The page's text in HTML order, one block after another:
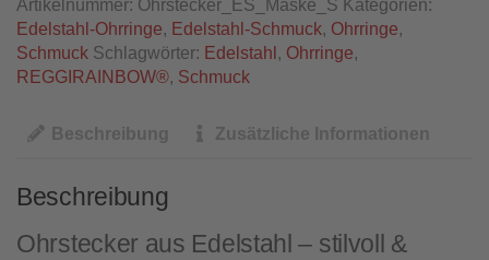
Artikelnummer: Ohrstecker_ES_Maske_S Kategorien:
Edelstahl-Ohrringe, Edelstahl-Schmuck, Ohrringe,
Schmuck Schlagwörter: Edelstahl , Ohrringe,
REGGIRAINBOW®, Schmuck
Beschreibung Zusätzliche Informationen
Beschreibung
Ohrstecker aus Edelstahl – stilvoll &